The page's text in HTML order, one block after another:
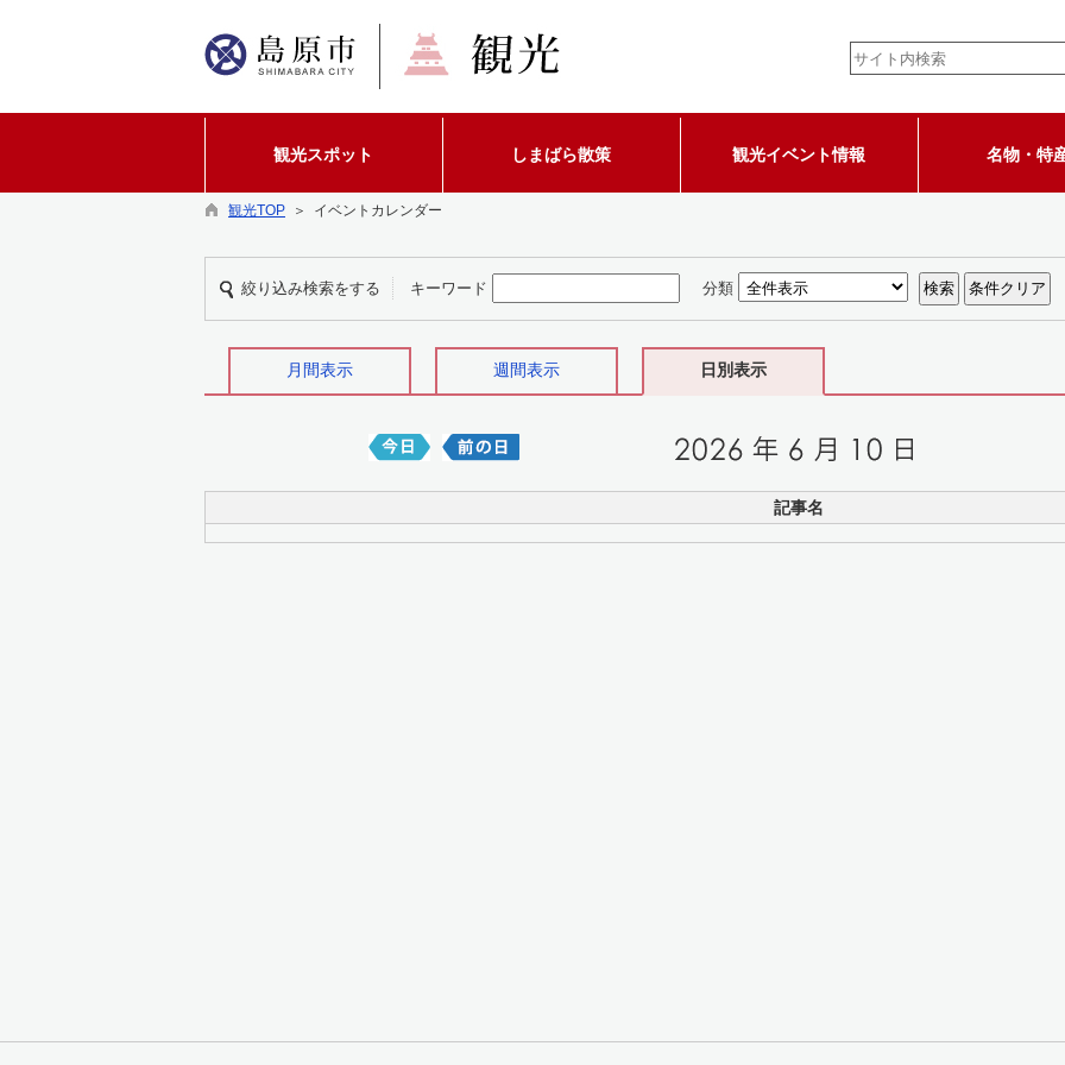
観光スポット しまばら散策 観光イベント情報 名物・特
観光TOP ＞ イベントカレンダー
絞り込み検索をする キーワード 分類
月間表示 週間表示 日別表示
記事名